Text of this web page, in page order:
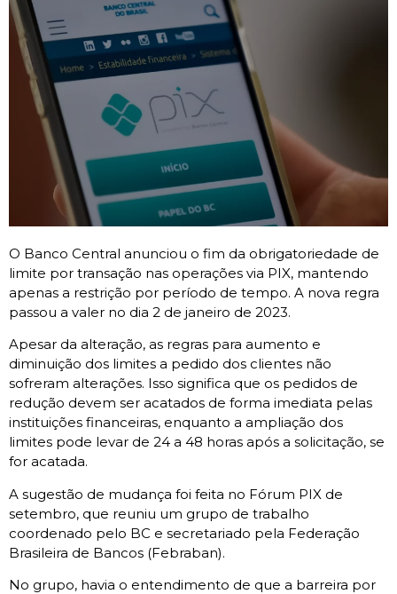
O Banco Central anunciou o fim da obrigatoriedade de
limite por transação nas operações via PIX, mantendo
apenas a restrição por período de tempo. A nova regra
passou a valer no dia 2 de janeiro de 2023.
Apesar da alteração, as regras para aumento e
diminuição dos limites a pedido dos clientes não
sofreram alterações. Isso significa que os pedidos de
redução devem ser acatados de forma imediata pelas
instituições financeiras, enquanto a ampliação dos
limites pode levar de 24 a 48 horas após a solicitação, se
for acatada.
A sugestão de mudança foi feita no Fórum PIX de
setembro, que reuniu um grupo de trabalho
coordenado pelo BC e secretariado pela Federação
Brasileira de Bancos (Febraban).
No grupo, havia o entendimento de que a barreira por